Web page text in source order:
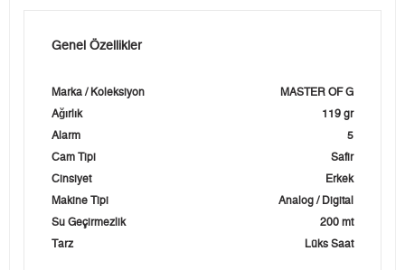
Genel Özellikler
Marka / Koleksiyon
MASTER OF G
Ağırlık
119 gr
Alarm
5
Cam Tipi
Safir
Cinsiyet
Erkek
Makine Tipi
Analog / Digital
Su Geçirmezlik
200 mt
Tarz
Lüks Saat